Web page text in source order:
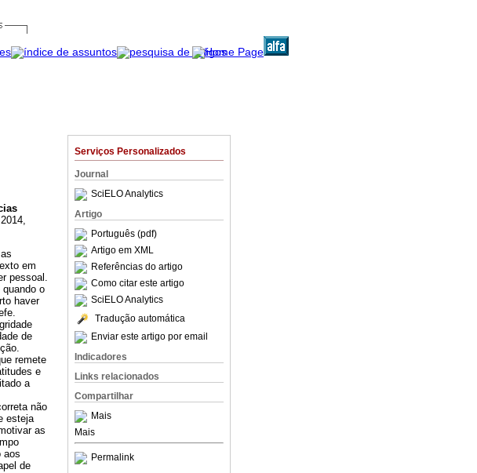
Serviços Personalizados
Journal
SciELO Analytics
Artigo
Português (pdf)
Artigo em XML
Referências do artigo
Como citar este artigo
SciELO Analytics
Tradução automática
Enviar este artigo por email
Indicadores
Links relacionados
Compartilhar
Mais
Mais
Permalink
em
pessoal.
o
haver
de
remete
e
a
não
esteja
as
aos
de